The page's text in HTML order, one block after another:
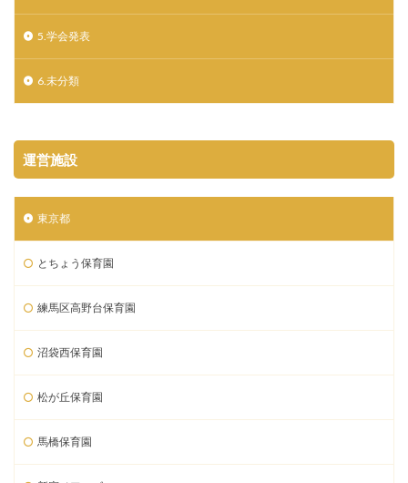
5.学会発表
6.未分類
運営施設
東京都
とちょう保育園
練馬区高野台保育園
沼袋西保育園
松が丘保育園
馬橋保育園